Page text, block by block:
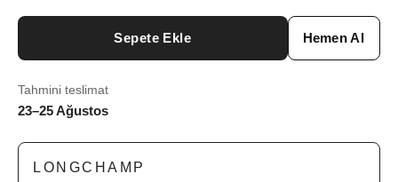
Sepete Ekle Hemen Al
Tahmini teslimat
23–25 Ağustos
LONGCHAMP